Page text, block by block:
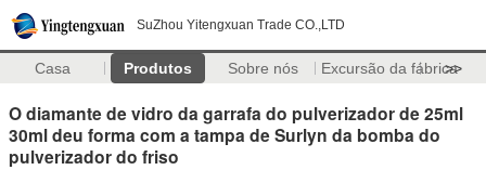
SuZhou Yitengxuan Trade CO.,LTD
Casa Produtos Sobre nós Excursão da fábrica
>>
O diamante de vidro da garrafa do pulverizador de 25ml
30ml deu forma com a tampa de Surlyn da bomba do
pulverizador do friso